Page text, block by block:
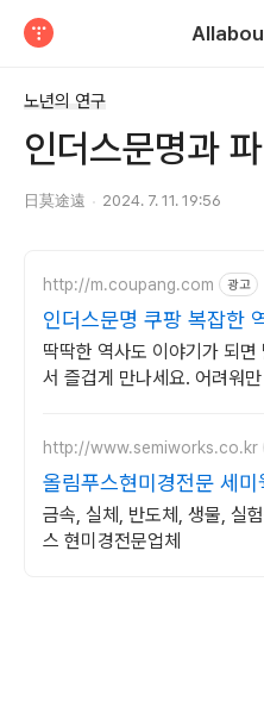
노년의 연구
인더스문명과
日莫途遠 2024. 7. 11. 19:56
http://m.coupang.com 광고
인더스문명 쿠팡 복잡한
딱딱한 역사도 이야기가 되면
서 즐겁게 만나세요. 어려워
http://www.semiworks.co.kr
올림푸스현미경전문 세미
금속, 실체, 반도체, 생물, 실
스 현미경전문업체